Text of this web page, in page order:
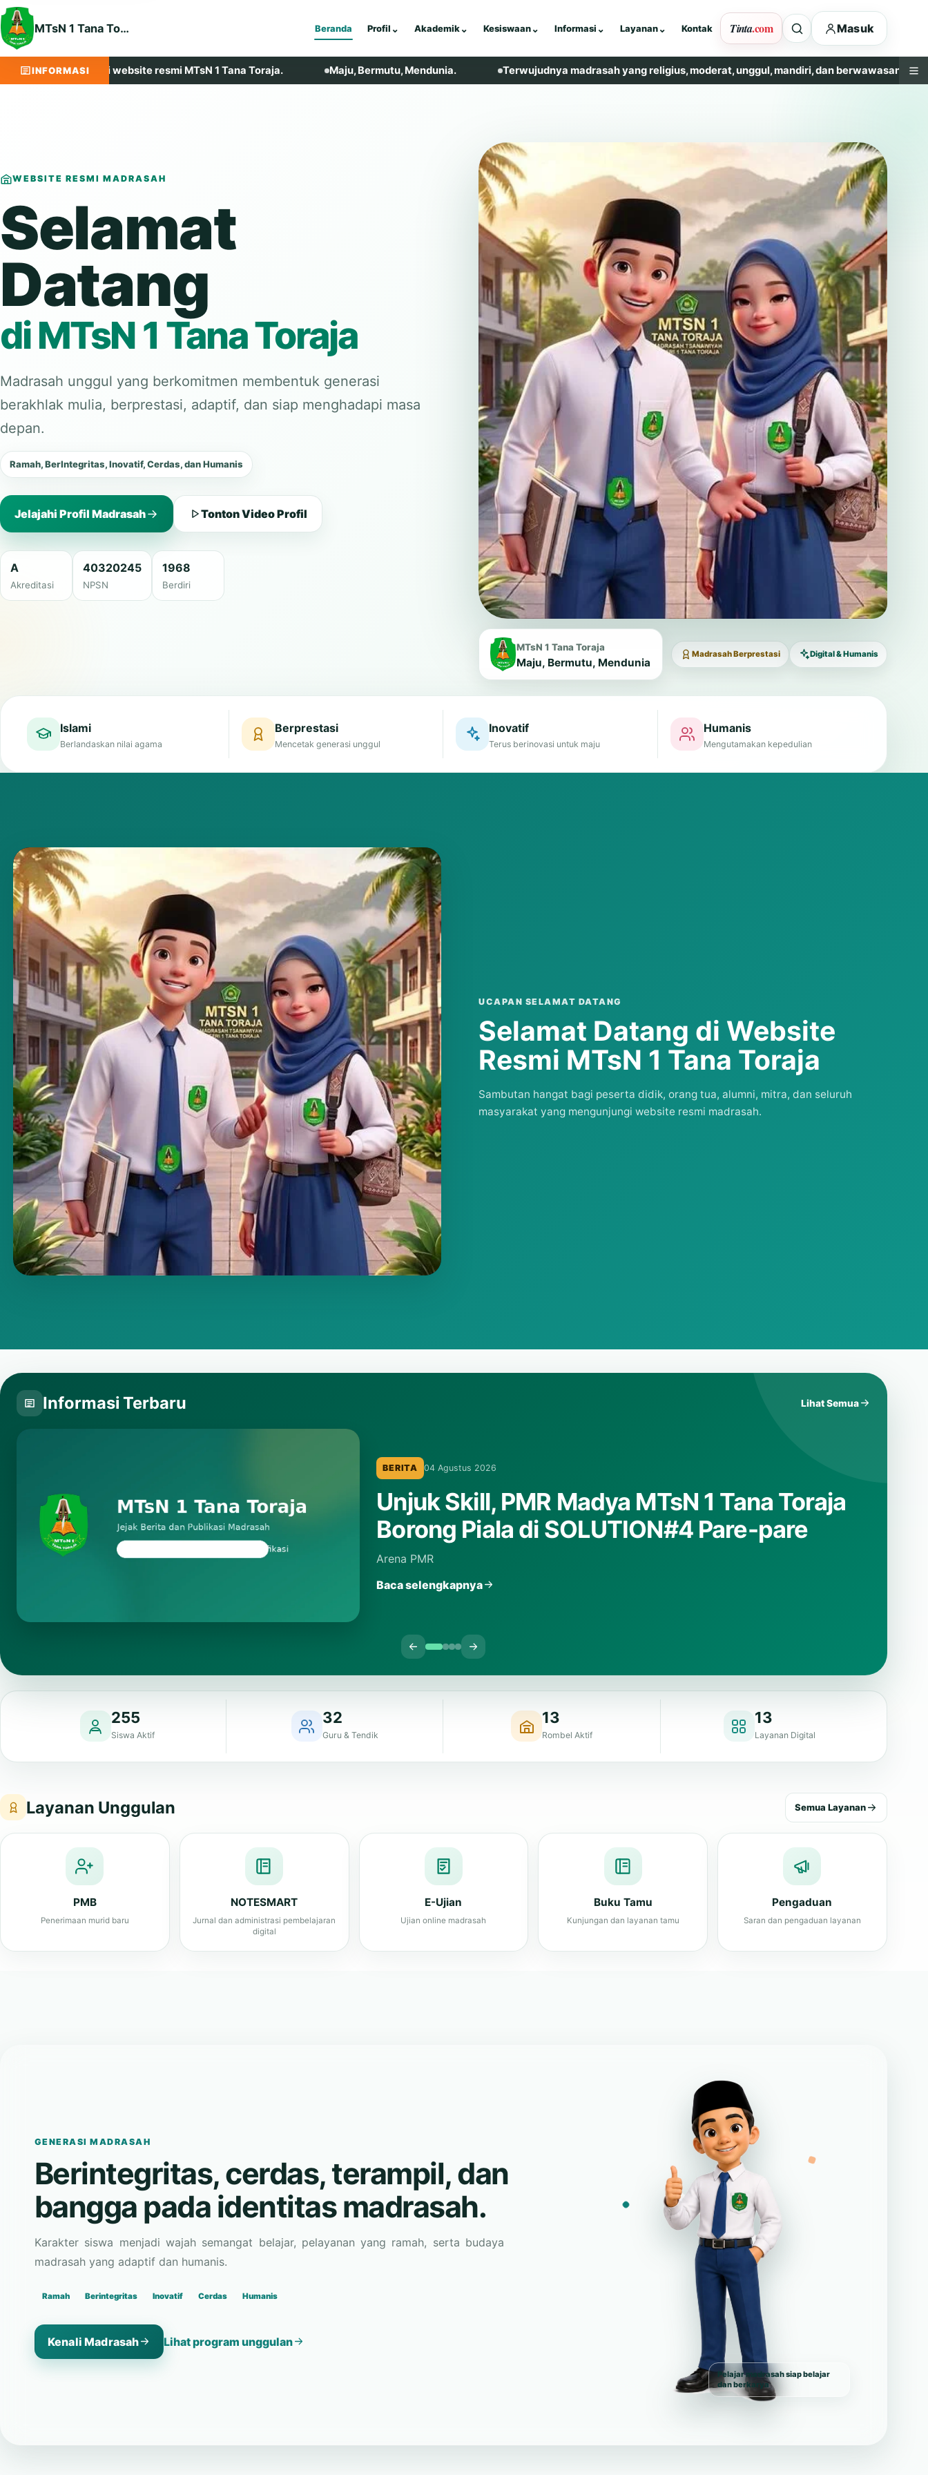
INFORMASI
datang di website resmi MTsN 1 Tana Toraja. Maju, Bermutu, Mendunia. Terwujudnya madrasah yang religius, moderat, unggul, mandiri, dan berwawasan lingkungan.
MTsN 1 Tana Toraja Beranda Profil ⌄ Akademik⌄ Kesiswaan⌄ Informasi ⌄ Layanan⌄ Kontak Tinta.com Masuk
WEBSITE RESMI MADRASAH
Selamat
Datang
di MTsN 1 Tana Toraja
Madrasah unggul yang berkomitmen membentuk generasi
berakhlak mulia, berprestasi, adaptif, dan siap menghadapi masa
depan.
Ramah, BerIntegritas, Inovatif, Cerdas, dan Humanis
Jelajahi Profil Madrasah Tonton Video Profil
A
Akreditasi
40320245
NPSN
1968
Berdiri
MTsN 1 Tana Toraja
Maju, Bermutu, Mendunia
Madrasah Berprestasi Digital & Humanis
Islami
Berlandaskan nilai agama
Berprestasi
Mencetak generasi unggul
Inovatif
Terus berinovasi untuk maju
Humanis
Mengutamakan kepedulian
UCAPAN SELAMAT DATANG
Selamat Datang di Website
Resmi MTsN 1 Tana Toraja
Sambutan hangat bagi peserta didik, orang tua, alumni, mitra, dan seluruh
masyarakat yang mengunjungi website resmi madrasah.
Informasi Terbaru Lihat Semua
BERITA 10 Desember 2025
Pengumuman Hasil Lomba Ceramah
Laporan hasil lomba ceramah PORSENDA MTsN 1 Tana Toraja.
Baca selengkapnya
255
Siswa Aktif
32
Guru & Tendik
13
Rombel Aktif
13
Layanan Digital
Layanan Unggulan
digital
Ujian online madrasah Saran dan pengaduan layanan
Berintegritas, cerdas, terampil, dan
bangga pada identitas madrasah.
madrasah yang adaptif dan humanis.
Pelajar madrasah siap belajar
dan berkarya